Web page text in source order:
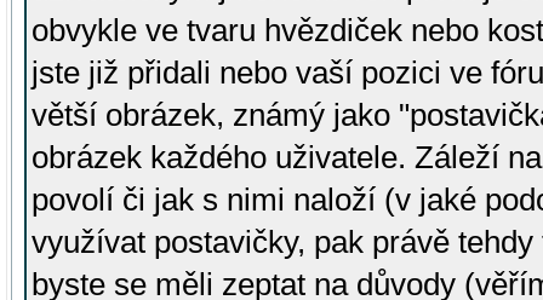
obvykle ve tvaru hvězdiček nebo
jste již přidali nebo vaší pozici ve
větší obrázek, známý jako
obrázek každého uživatele. Záleží
povolí či jak s nimi naloží (v jaké
využívat postavičky, pak právě
byste se měli zeptat na důvody